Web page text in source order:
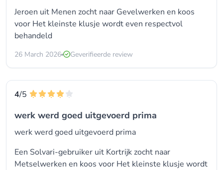
Jeroen uit Menen zocht naar Gevelwerken en koos
voor Het kleinste klusje wordt even respectvol
behandeld
26 March 2026 Geverifieerde review
4/5
werk werd goed uitgevoerd prima
werk werd goed uitgevoerd prima
Een Solvari-gebruiker uit Kortrijk zocht naar
Metselwerken en koos voor Het kleinste klusje wordt